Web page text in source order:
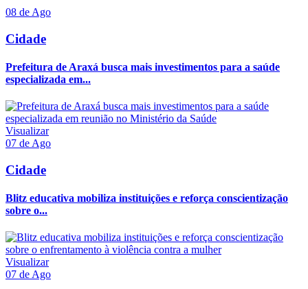
08 de Ago
Cidade
Prefeitura de Araxá busca mais investimentos para a saúde
especializada em...
Visualizar
07 de Ago
Cidade
Blitz educativa mobiliza instituições e reforça conscientização
sobre o...
Visualizar
07 de Ago